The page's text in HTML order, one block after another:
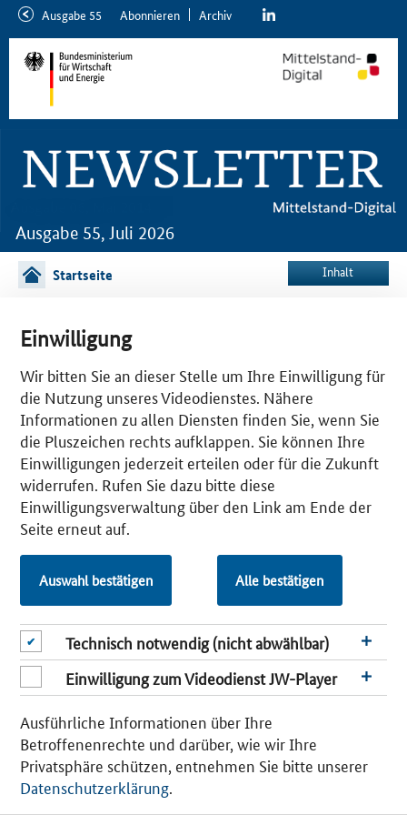
Einwilligung
Wir bitten Sie an dieser Stelle um Ihre Einwilligung für
die Nutzung unseres Videodienstes. Nähere
Informationen zu allen Diensten finden Sie, wenn Sie
die Pluszeichen rechts aufklappen. Sie können Ihre
Einwilligungen jederzeit erteilen oder für die Zukunft
widerrufen. Rufen Sie dazu bitte diese
Einwilligungsverwaltung über den Link am Ende der
Seite erneut auf.
Auswahl bestätigen Alle bestätigen
Technisch notwendig (nicht abwählbar)
Einwilligung zum Videodienst JW-Player
Ausführliche Informationen über Ihre
Betroffenenrechte und darüber, wie wir Ihre
Privatsphäre schützen, entnehmen Sie bitte unserer
Datenschutzerklärung.
ältereAusgabe 55 Abon­nie­ren Ar­chiv linkedin
neuere
Ausgabe 55, Juli 2026
Startseite Inhalt
Newsletter bestellen
Wählen Sie ein Format HTML TEXT
Newsletter abonnieren Newsletter abbestellen
Einwilligungsverwaltung